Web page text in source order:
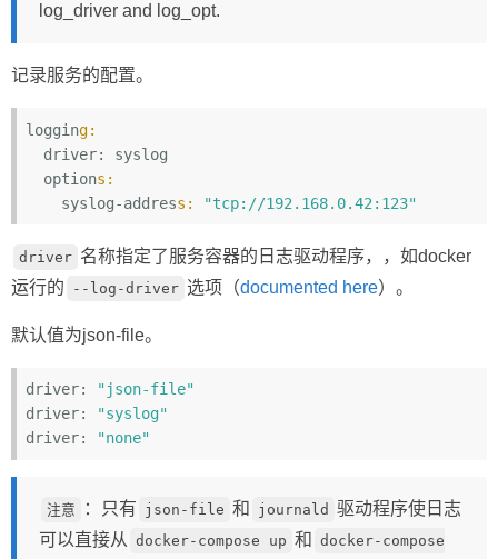
log_driver and log_opt.
记录服务的配置。
logging:
  option
s:
    syslog-addres
s: "tcp://192.168.0.42:123"
driver 名称指定了服务容器的日志驱动程序，，如docker
运行的
--log-driver 选项（documented here）。
默认值为json-file。
driver:
"json-file"
driver:
"syslog"
driver:
"none"
注意 ：只有 json-file 和 journald 驱动程序使日志
可以直接从 docker-compose up 和 docker-compose